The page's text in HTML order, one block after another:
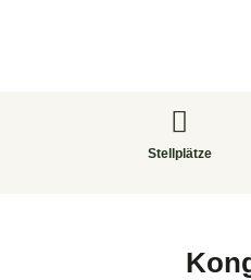
Stellplätze